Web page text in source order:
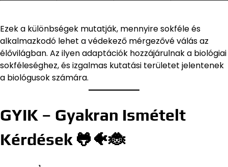
Ezek a különbségek mutatják, mennyire sokféle és
alkalmazkodó lehet a védekező mérgezővé válás az
élővilágban. Az ilyen adaptációk hozzájárulnak a biológiai
sokféleséghez, és izgalmas kutatási területet jelentenek
a biológusok számára.
GYIK – Gyakran Ismételt
Kérdések 🐸🐠🐞